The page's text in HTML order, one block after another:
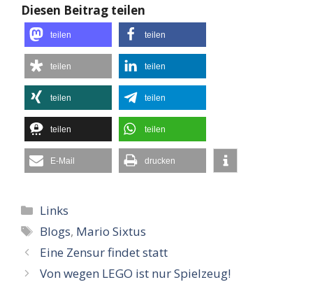
Diesen Beitrag teilen
teilen teilen
teilen teilen
teilen teilen
teilen teilen
E-Mail drucken
Kategorien
Links
Schlagwörter
Blogs, Mario Sixtus
Eine Zensur findet statt
Von wegen LEGO ist nur Spielzeug!